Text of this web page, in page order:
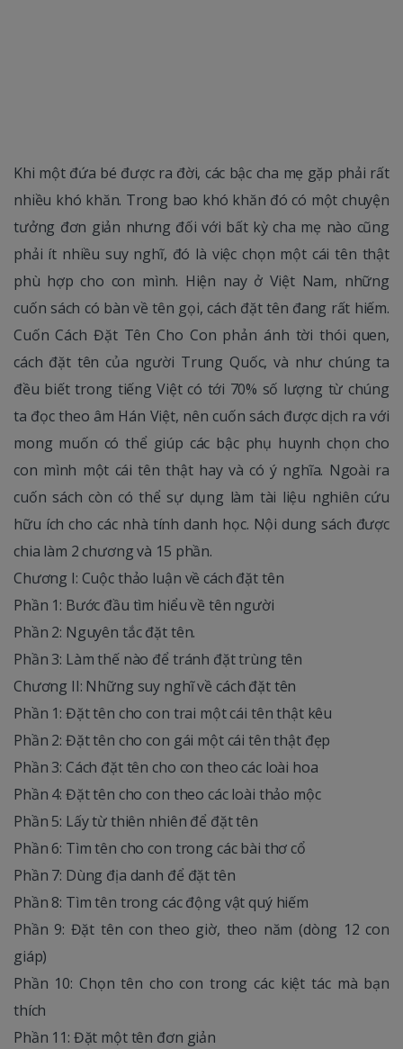
Khi một đứa bé được ra đời, các bậc cha mẹ gặp phải rất
nhiều khó khăn. Trong bao khó khăn đó có một chuyện
tưởng đơn giản nhưng đối với bất kỳ cha mẹ nào cũng
phải ít nhiều suy nghĩ, đó là việc chọn một cái tên thật
phù hợp cho con mình. Hiện nay ở Việt Nam, những
cuốn sách có bàn về tên gọi, cách đặt tên đang rất hiếm.
Cuốn Cách Đặt Tên Cho Con phản ánh tời thói quen,
cách đặt tên của người Trung Quốc, và như chúng ta
đều biết trong tiếng Việt có tới 70% số lượng từ chúng
ta đọc theo âm Hán Việt, nên cuốn sách được dịch ra với
mong muốn có thể giúp các bậc phụ huynh chọn cho
con mình một cái tên thật hay và có ý nghĩa. Ngoài ra
cuốn sách còn có thể sự dụng làm tài liệu nghiên cứu
hữu ích cho các nhà tính danh học. Nội dung sách được
chia làm 2 chương và 15 phần.
Chương I: Cuộc thảo luận về cách đặt tên
Phần 1: Bước đầu tìm hiểu về tên người
Phần 2: Nguyên tắc đặt tên.
Phần 3: Làm thế nào để tránh đặt trùng tên
Chương II: Những suy nghĩ về cách đặt tên
Phần 1: Đặt tên cho con trai một cái tên thật kêu
Phần 2: Đặt tên cho con gái một cái tên thật đẹp
Phần 3: Cách đặt tên cho con theo các loài hoa
Phần 4: Đặt tên cho con theo các loài thảo mộc
Phần 5: Lấy từ thiên nhiên để đặt tên
Phần 6: Tìm tên cho con trong các bài thơ cổ
Phần 7: Dùng địa danh để đặt tên
Phần 8: Tìm tên trong các động vật quý hiếm
Phần 9: Đặt tên con theo giờ, theo năm (dòng 12 con
giáp)
Phần 10: Chọn tên cho con trong các kiệt tác mà bạn
thích
Phần 11: Đặt một tên đơn giản